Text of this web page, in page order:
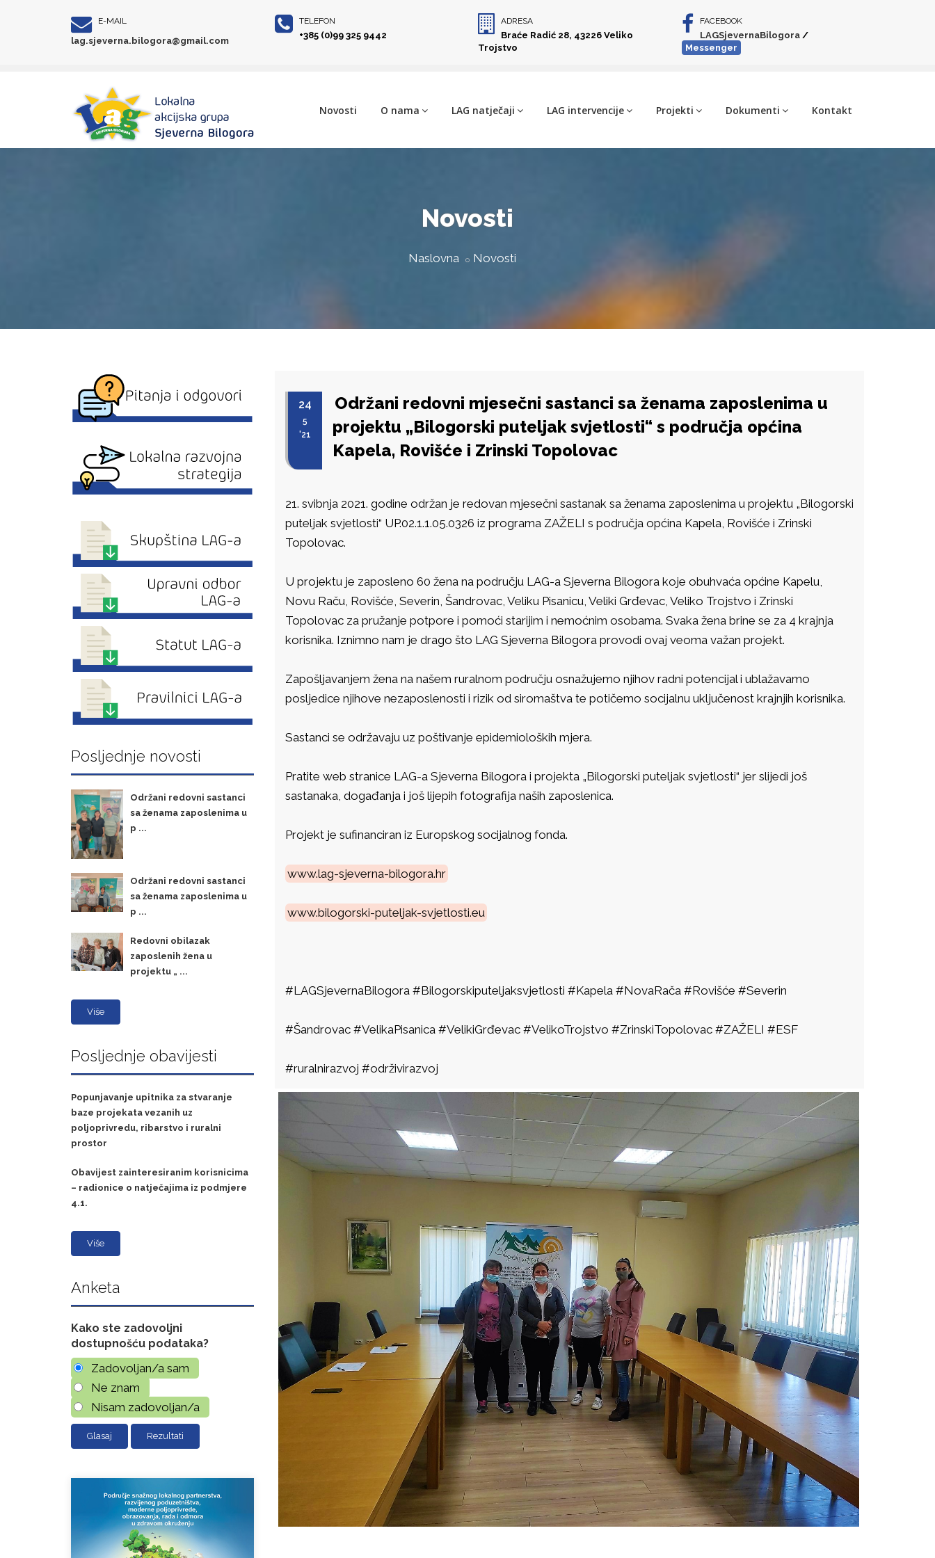
E-MAIL
lag.sjeverna.bilogora@gmail.com
TELEFON
+385 (0)99 325 9442
ADRESA
Braće Radić 28, 43226 Veliko
Trojstvo
FACEBOOK
LAGSjevernaBilogora/
Messenger
Novosti O nama LAG natječaji LAG intervencije Projekti Dokumenti Kontakt
Novosti
Naslovna Novosti
24
5
'21
Održani redovni mjesečni sastanci sa ženama zaposlenima u
projektu „Bilogorski puteljak svjetlosti“ s područja općina
Kapela, Rovišće i Zrinski Topolovac
21. svibnja 2021. godine održan je redovan mjesečni sastanak sa ženama zaposlenima u projektu „Bilogorski
puteljak svjetlosti“ UP.02.1.1.05.0326 iz programa ZAŽELI s područja općina Kapela, Rovišće i Zrinski
Topolovac.
U projektu je zaposleno 60 žena na području LAG-a Sjeverna Bilogora koje obuhvaća općine Kapelu,
Novu Raču, Rovišće, Severin, Šandrovac, Veliku Pisanicu, Veliki Grđevac, Veliko Trojstvo i Zrinski
Topolovac za pružanje potpore i pomoći starijim i nemoćnim osobama. Svaka žena brine se za 4 krajnja
korisnika. Iznimno nam je drago što LAG Sjeverna Bilogora provodi ovaj veoma važan projekt.
Zapošljavanjem žena na našem ruralnom području osnažujemo njihov radni potencijal i ublažavamo
posljedice njihove nezaposlenosti i rizik od siromaštva te potičemo socijalnu uključenost krajnjih korisnika.
Sastanci se održavaju uz poštivanje epidemioloških mjera.
Pratite web stranice LAG-a Sjeverna Bilogora i projekta „Bilogorski puteljak svjetlosti“ jer slijedi još
sastanaka, događanja i još lijepih fotografija naših zaposlenica.
Projekt je sufinanciran iz Europskog socijalnog fonda.
www.lag-sjeverna-bilogora.hr
www.bilogorski-puteljak-svjetlosti.eu
#LAGSjevernaBilogora #Bilogorskiputeljaksvjetlosti #Kapela #NovaRača #Rovišće #Severin
#Šandrovac #VelikaPisanica #VelikiGrđevac #VelikoTrojstvo #ZrinskiTopolovac #ZAŽELI #ESF
#ruralnirazvoj #održivirazvoj
Posljednje novosti
Održani redovni sastanci
sa ženama zaposlenima u
p ...
Održani redovni sastanci
sa ženama zaposlenima u
p ...
Redovni obilazak
zaposlenih žena u
projektu „ ...
Više
Posljednje obavijesti
Popunjavanje upitnika za stvaranje
baze projekata vezanih uz
poljoprivredu, ribarstvo i ruralni
prostor
Obavijest zainteresiranim korisnicima
– radionice o natječajima iz podmjere
4.1.
Više
Anketa
Kako ste zadovoljni
dostupnošću podataka?
Zadovoljan/a sam
Ne znam
Nisam zadovoljan/a
Rezultati